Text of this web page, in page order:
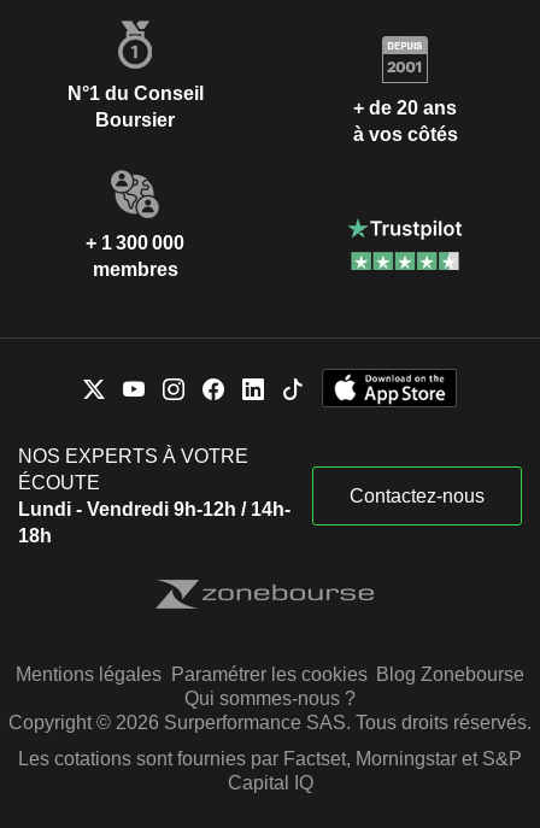
N°1 du Conseil
Boursier
+ de 20 ans
à vos côtés
+ 1 300 000
membres
NOS EXPERTS À VOTRE
ÉCOUTE
Lundi - Vendredi 9h-12h / 14h-
18h
Contactez-nous
Mentions légales Paramétrer les cookies Blog Zonebourse
Qui sommes-nous ?
Copyright © 2026 Surperformance SAS. Tous droits réservés.
Les cotations sont fournies par Factset, Morningstar et S&P
Capital IQ